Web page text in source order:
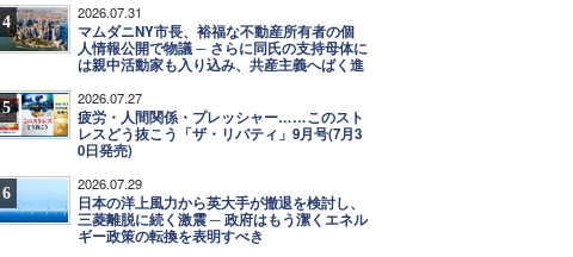
4 2026.07.31
マムダニNY市長、裕福な不動産所有者の個
人情報公開で物議 ─ さらに同氏の支持母体に
は親中活動家も入り込み、共産主義へばく進
5 2026.07.27
疲労・人間関係・プレッシャー……このスト
レスどう抜こう「ザ・リバティ」9月号(7月3
0日発売)
6 2026.07.29
日本の洋上風力から英大手が撤退を検討し、
三菱離脱に続く激震 ─ 政府はもう潔くエネル
ギー政策の転換を表明すべき